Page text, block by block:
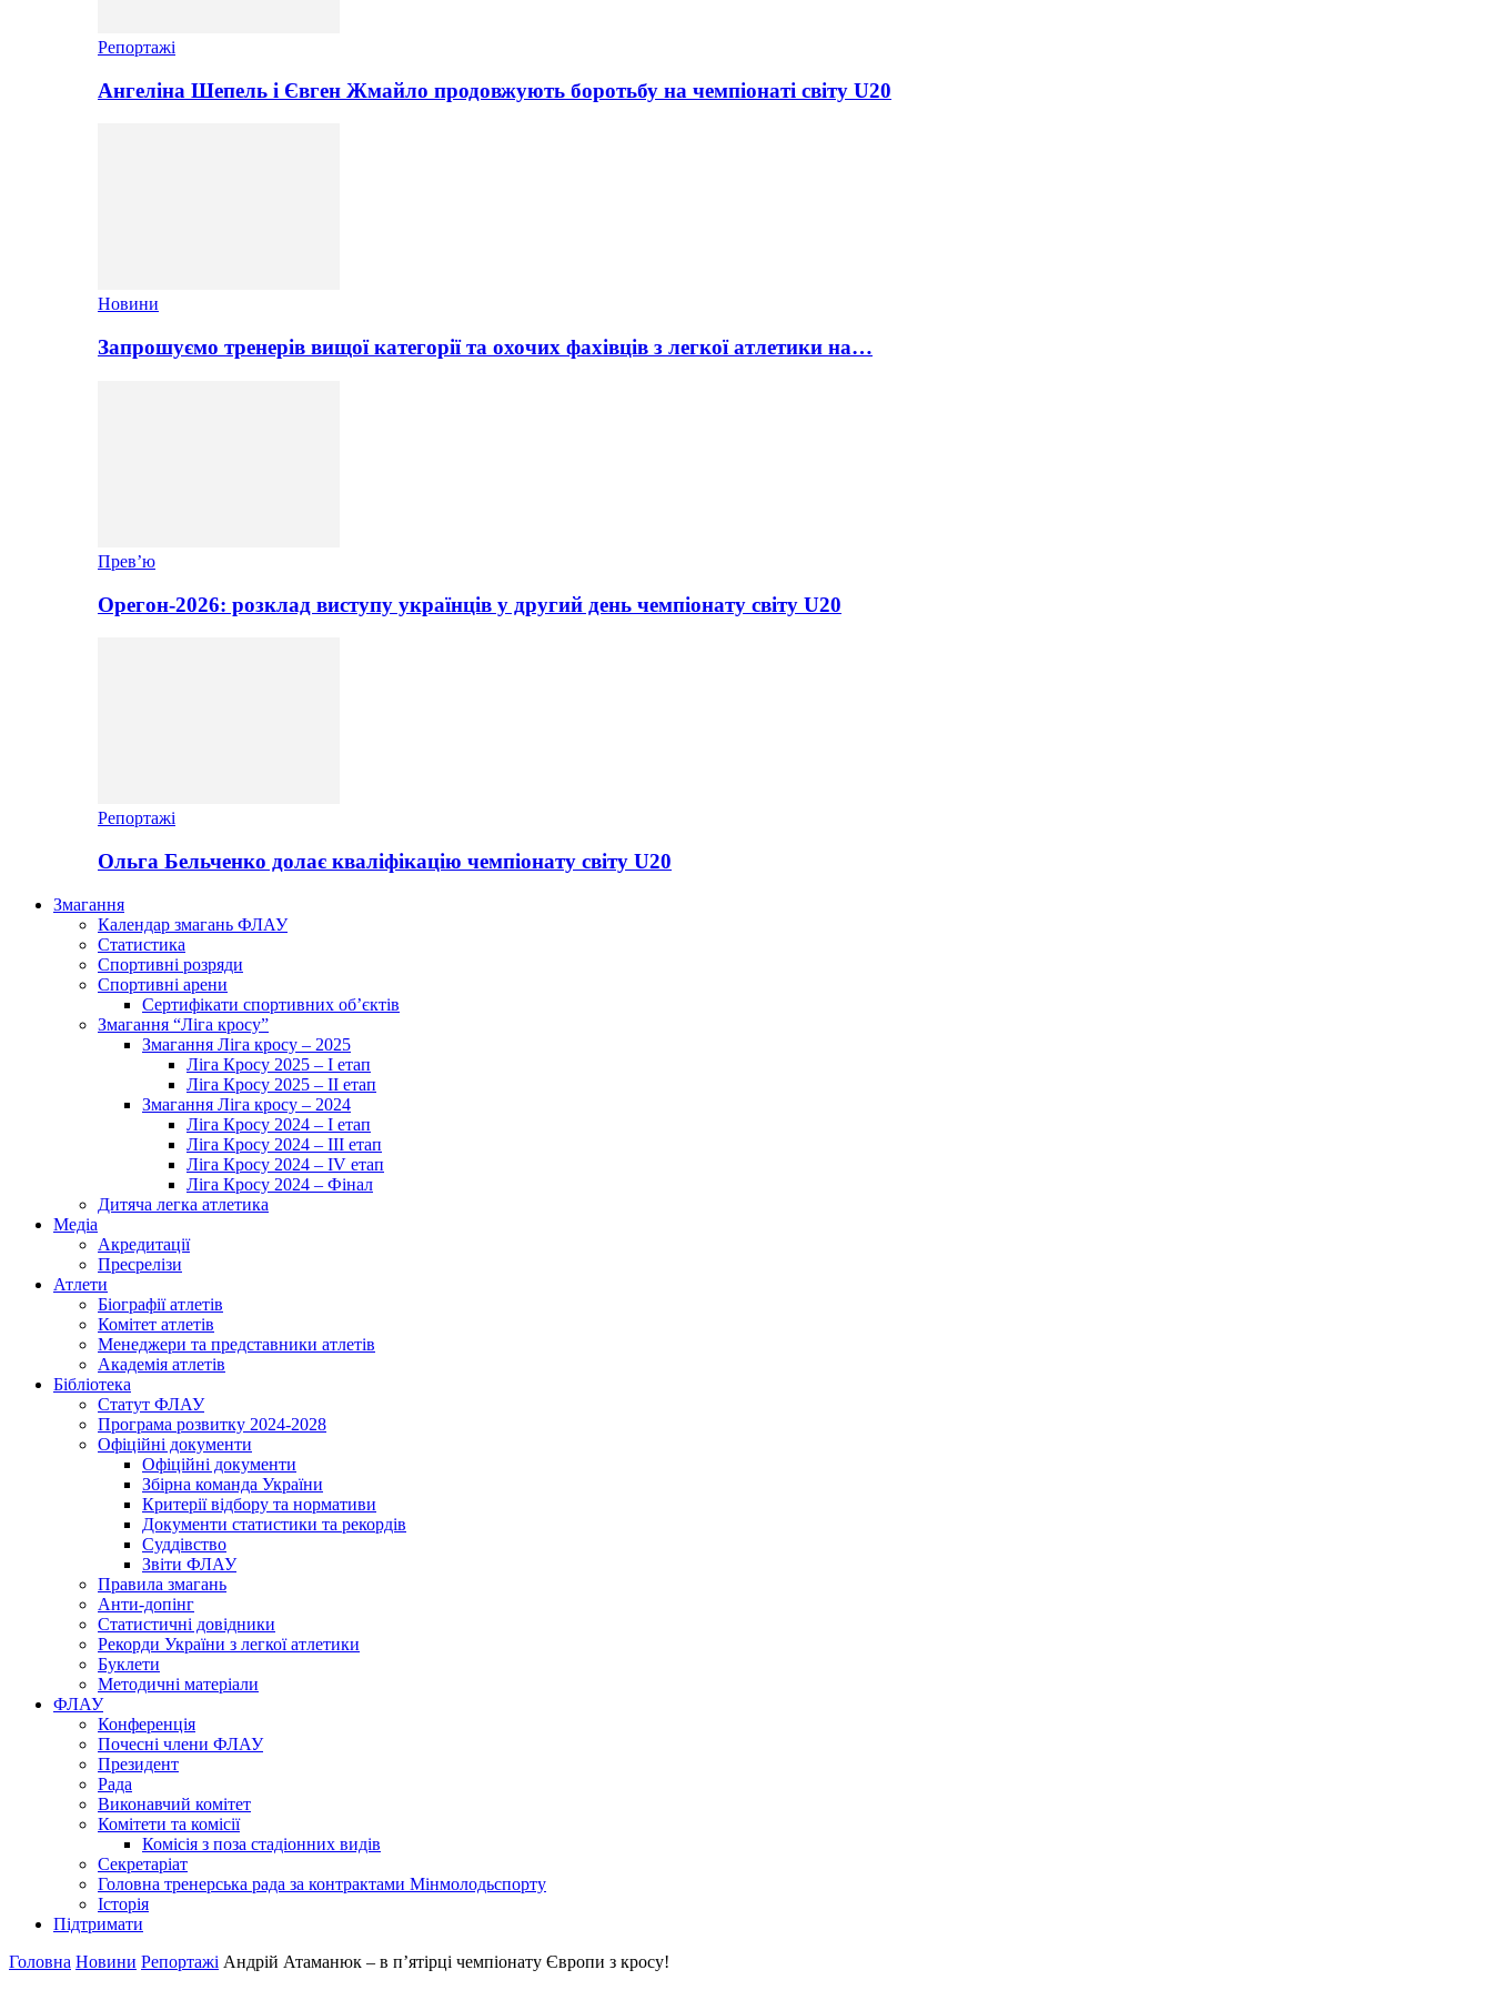
Репортажі
Ангеліна Шепель і Євген Жмайло продовжують боротьбу на чемпіонаті світу U20
Новини
Запрошуємо тренерів вищої категорії та охочих фахівців з легкої атлетики на…
Прев’ю
Орегон-2026: розклад виступу українців у другий день чемпіонату світу U20
Репортажі
Ольга Бельченко долає кваліфікацію чемпіонату світу U20
Змагання
Календар змагань ФЛАУ
Статистика
Спортивні розряди
Спортивні арени
Сертифікати спортивних об’єктів
Змагання “Ліга кросу”
Змагання Ліга кросу – 2025
Ліга Кросу 2025 – I етап
Ліга Кросу 2025 – II етап
Змагання Ліга кросу – 2024
Ліга Кросу 2024 – I етап
Ліга Кросу 2024 – III етап
Ліга Кросу 2024 – IV етап
Ліга Кросу 2024 – Фінал
Дитяча легка атлетика
Медіа
Акредитації
Пресрелізи
Атлети
Біографії атлетів
Комітет атлетів
Менеджери та представники атлетів
Академія атлетів
Бібліотека
Статут ФЛАУ
Програма розвитку 2024-2028
Офіційні документи
Офіційні документи
Збірна команда України
Критерії відбору та нормативи
Документи статистики та рекордів
Суддівство
Звіти ФЛАУ
Правила змагань
Анти-допінг
Статистичні довідники
Рекорди України з легкої атлетики
Буклети
Методичні матеріали
ФЛАУ
Конференція
Почесні члени ФЛАУ
Президент
Рада
Виконавчий комітет
Комітети та комісії
Комісія з поза стадіонних видів
Секретаріат
Головна тренерська рада за контрактами Мінмолодьспорту
Історія
Підтримати
Головна Новини Репортажі Андрій Атаманюк – в п’ятірці чемпіонату Європи з кросу!